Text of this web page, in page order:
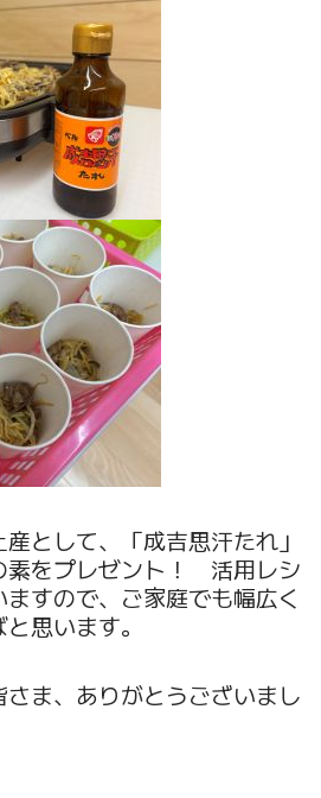
として、「成吉思汗たれ」
素をプレゼント！ 活用レシ
すので、ご家庭でも幅広く
思います。
ま、ありがとうございまし